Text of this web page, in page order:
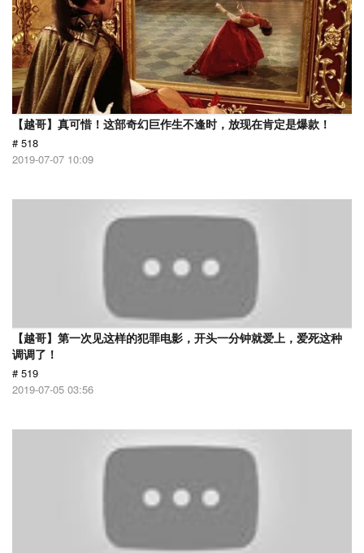
【越哥】真可惜！这部奇幻巨作生不逢时，放现在肯定是爆款！
# 518
2019-07-07 10:09
【越哥】第一次见这样的犯罪电影，开头一分钟就爱上，爱死这种
调调了！
# 519
2019-07-05 03:56